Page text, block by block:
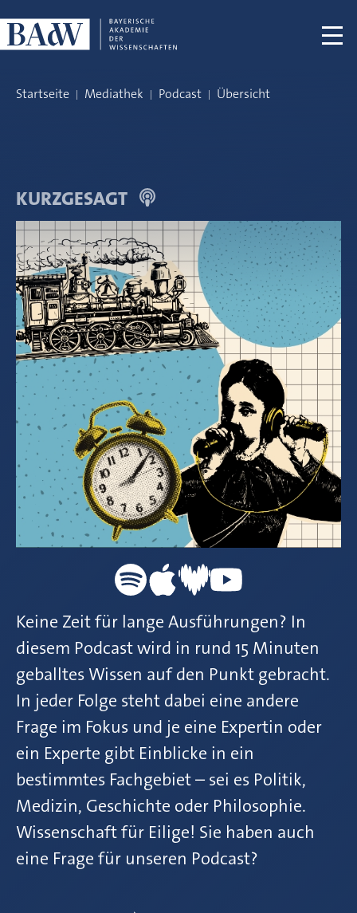
Startseite Mediathek Podcast Übersicht
KURZGESAGT
Keine Zeit für lange Ausführungen? In
diesem Podcast wird in rund 15 Minuten
geballtes Wissen auf den Punkt gebracht.
In jeder Folge steht dabei eine andere
Frage im Fokus und je eine Expertin oder
ein Experte gibt Einblicke in ein
bestimmtes Fachgebiet – sei es Politik,
Medizin, Geschichte oder Philosophie.
Wissenschaft für Eilige! Sie haben auch
eine Frage für unseren Podcast?